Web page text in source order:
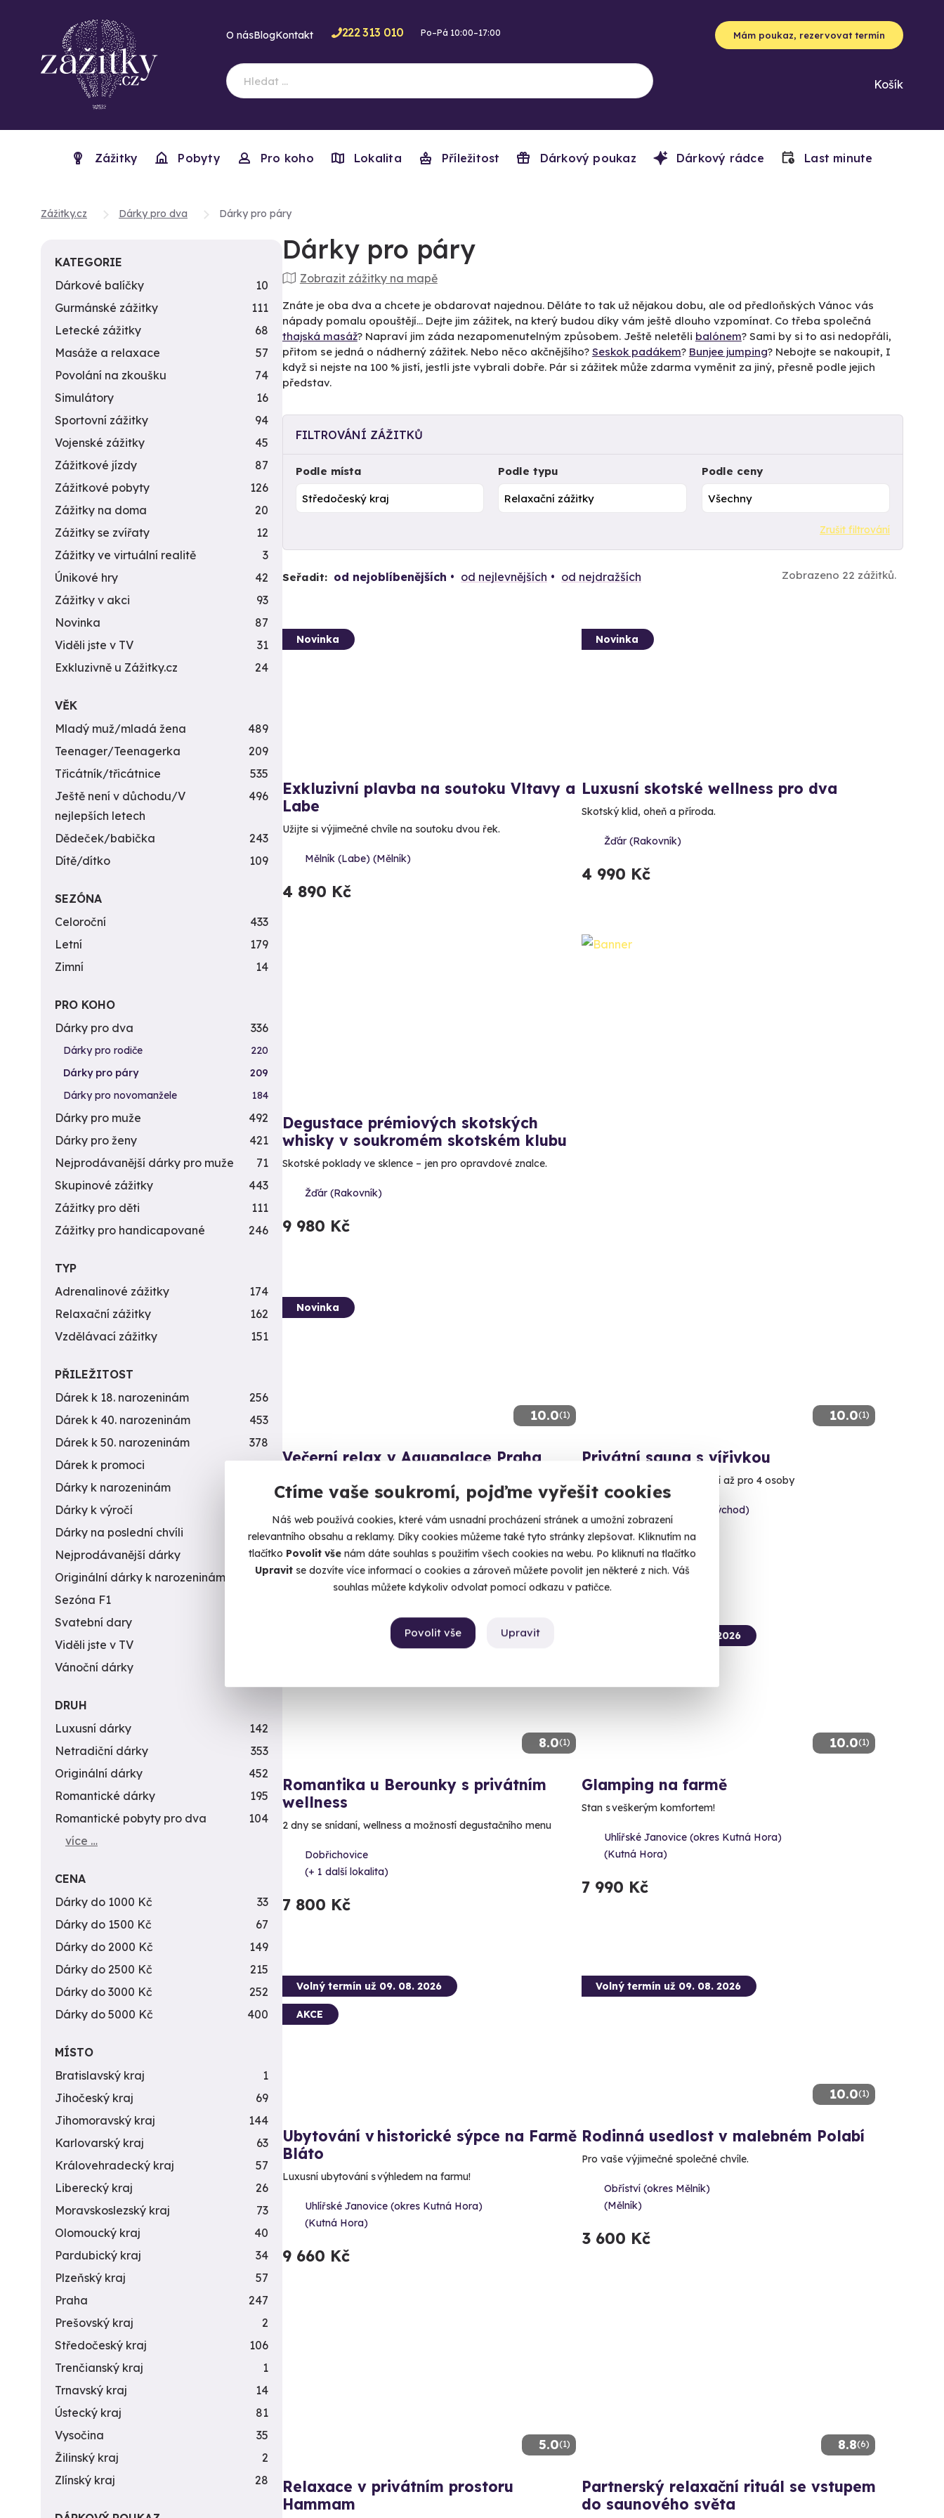
Ctíme vaše soukromí, pojďme vyřešit cookies
Náš web používá cookies, které vám usnadní procházení stránek a umožní zobrazení
relevantního obsahu a reklamy. Díky cookies můžeme také tyto stránky zlepšovat. Kliknutím na
tlačítko Povolit vše nám dáte souhlas s použitím všech cookies na webu. Po kliknutí na tlačítko
Upravitse dozvíte více informací o cookies a zároveň můžete povolit jen některé z nich. Váš
souhlas můžete kdykoliv odvolat pomocí odkazu v patičce.
Upravit
Povolit vše
O násBlogKontakt 222 313 010 Po–Pá 10:00–17:00 Mám poukaz, rezervovat termín
Košík
Zážitky Pobyty Pro koho Lokalita Příležitost Dárkový poukaz Dárkový rádce Last minute
Zážitky.cz Dárky pro dva Dárky pro páry
Dárky pro páry
Zobrazit zážitky na mapě
Znáte je oba dva a chcete je obdarovat najednou. Děláte to tak už nějakou dobu, ale od předloňských Vánoc vás
nápady pomalu opouštějí... Dejte jim zážitek, na který budou díky vám ještě dlouho vzpomínat. Co třeba společná
thajská masáž? Napraví jim záda nezapomenutelným způsobem. Ještě neletěli balónem? Sami by si to asi nedopřáli,
přitom se jedná o nádherný zážitek. Nebo něco akčnějšího? Seskok padákem? Bunjee jumping? Nebojte se nakoupit, I
když si nejste na 100 % jistí, jestli jste vybrali dobře. Pár si zážitek může zdarma vyměnit za jiný, přesně podle jejich
představ.
FILTROVÁNÍ ZÁŽITKŮ
Podle místa Podle typu Podle ceny
Zrušit filtrování
Seřadit: od nejoblíbenějších od nejlevnějších od nejdražších Zobrazeno 22 zážitků.
Novinka
Exkluzivní plavba na soutoku Vltavy a
Labe
Užijte si výjimečné chvíle na soutoku dvou řek.
Mělník (Labe) (Mělník)
4 890 Kč
Novinka
Luxusní skotské wellness pro dva
Skotský klid, oheň a příroda.
Žďár (Rakovník)
4 990 Kč
Degustace prémiových skotských
whisky v soukromém skotském klubu
Skotské poklady ve sklence – jen pro opravdové znalce.
Žďár (Rakovník)
9 980 Kč
10.0(1)
Novinka
Večerní relax v Aquapalace Praha
vodním světě
Praha Čestlice (Praha-východ)
1 780 Kč
10.0(1)
Privátní sauna s vířivkou
60 minut relaxace v soukromí až pro 4 osoby
Praha Čestlice (Praha-východ)
1 990 Kč
8.0(1)
Romantika u Berounky s privátním
wellness
2 dny se snídaní, wellness a možností degustačního menu
Dobřichovice
(+ 1 další lokalita)
7 800 Kč
10.0(1)
Volný termín už 09. 08. 2026
Glamping na farmě
Stan s veškerým komfortem!
Uhlířské Janovice (okres Kutná Hora)
(Kutná Hora)
7 990 Kč
Volný termín už 09. 08. 2026
AKCE
Ubytování v historické sýpce na Farmě
Bláto
Luxusní ubytování s výhledem na farmu!
Uhlířské Janovice (okres Kutná Hora)
(Kutná Hora)
9 660 Kč
10.0(1)
Volný termín už 09. 08. 2026
Rodinná usedlost v malebném Polabí
Pro vaše výjimečné společné chvíle.
Obříství (okres Mělník)
(Mělník)
3 600 Kč
5.0(1)
Relaxace v privátním prostoru
Hammam
8.8(6)
Partnerský relaxační rituál se vstupem
do saunového světa
KATEGORIE
Dárkové balíčky
10
Gurmánské zážitky
111
Letecké zážitky
68
Masáže a relaxace
57
Povolání na zkoušku
74
Simulátory
16
Sportovní zážitky
94
Vojenské zážitky
45
Zážitkové jízdy
87
Zážitkové pobyty
126
Zážitky na doma
20
Zážitky se zvířaty
12
Zážitky ve virtuální realitě
3
Únikové hry
42
Zážitky v akci
93
Novinka
87
Viděli jste v TV
31
Exkluzivně u Zážitky.cz
24
VĚK
Mladý muž/mladá žena
489
Teenager/Teenagerka
209
Třicátník/třicátnice
535
Ještě není v důchodu/V
nejlepších letech
496
Dědeček/babička
243
Dítě/dítko
109
SEZÓNA
Celoroční
433
Letní
179
Zimní
14
PRO KOHO
Dárky pro dva
336
Dárky pro rodiče
220
Dárky pro páry
209
Dárky pro novomanžele
184
Dárky pro muže
492
Dárky pro ženy
421
Nejprodávanější dárky pro muže
71
Skupinové zážitky
443
Zážitky pro děti
111
Zážitky pro handicapované
246
TYP
Adrenalinové zážitky
174
Relaxační zážitky
162
Vzdělávací zážitky
151
PŘILEŽITOST
Dárek k 18. narozeninám
256
Dárek k 40. narozeninám
453
Dárek k 50. narozeninám
378
Dárek k promoci
245
Dárky k narozeninám
Dárky k výročí
Dárky na poslední chvíli
450
Nejprodávanější dárky
56
Originální dárky k narozeninám
422
Sezóna F1
Svatební dary
Viděli jste v TV
Vánoční dárky
DRUH
Luxusní dárky
142
Netradiční dárky
353
Originální dárky
452
Romantické dárky
195
Romantické pobyty pro dva
104
více …
CENA
Dárky do 1000 Kč
33
Dárky do 1500 Kč
67
Dárky do 2000 Kč
149
Dárky do 2500 Kč
215
Dárky do 3000 Kč
252
Dárky do 5000 Kč
400
MÍSTO
Bratislavský kraj
1
Jihočeský kraj
69
Jihomoravský kraj
144
Karlovarský kraj
63
Královehradecký kraj
57
Liberecký kraj
26
Moravskoslezský kraj
73
Olomoucký kraj
40
Pardubický kraj
34
Plzeňský kraj
57
Praha
247
Prešovský kraj
2
Středočeský kraj
106
Trenčianský kraj
1
Trnavský kraj
14
Ústecký kraj
81
Vysočina
35
Žilinský kraj
2
Zlínský kraj
28